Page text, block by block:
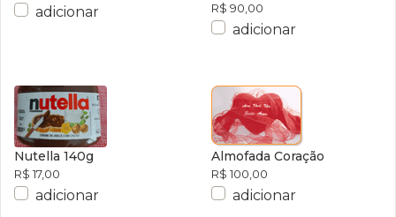
adicionar R$ 90,00
adicionar
Nutella 140g
R$ 17,00
adicionar
Almofada Coração
R$ 100,00
adicionar